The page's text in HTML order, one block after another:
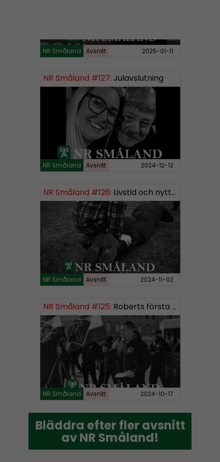
NR Småland Avsnitt 2025-01-11
NR Småland #127: Julavslutning
NR Småland Avsnitt 2024-12-12
NR Småland #126: Livstid och nytt segment
NR Småland Avsnitt 2024-11-02
NR Småland #125: Roberts första burk mjukmedel
NR Småland Avsnitt 2024-10-17
Bläddra efter fler avsnitt
av NR Småland!
Bläddra efter fler avsnitt
av NR Småland!